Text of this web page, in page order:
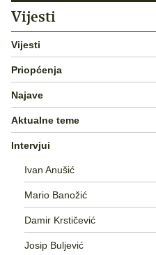
Vijesti
Vijesti
Priopćenja
Najave
Aktualne teme
Intervjui
Ivan Anušić
Mario Banožić
Damir Krstičević
Josip Buljević